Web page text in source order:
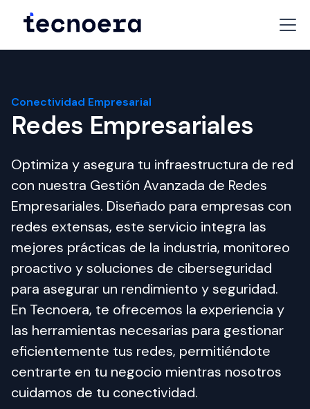
Conectividad Empresarial
Redes Empresariales
Optimiza y asegura tu infraestructura de red
con nuestra Gestión Avanzada de Redes
Empresariales. Diseñado para empresas con
redes extensas, este servicio integra las
mejores prácticas de la industria, monitoreo
proactivo y soluciones de ciberseguridad
para asegurar un rendimiento y seguridad.
En Tecnoera, te ofrecemos la experiencia y
las herramientas necesarias para gestionar
eficientemente tus redes, permitiéndote
centrarte en tu negocio mientras nosotros
cuidamos de tu conectividad.